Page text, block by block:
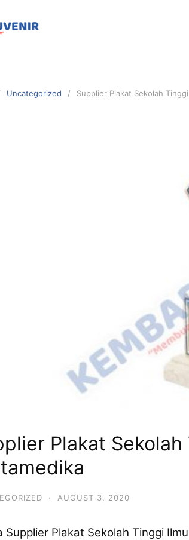
Uncategorized Supplier Plakat Sekolah
Plakat
· AUGUST 3, 2020
Supplier Plakat Sekolah Tinggi